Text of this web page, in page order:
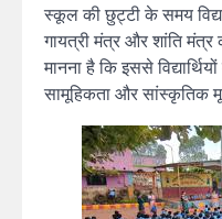
स्कूल की छुट्टी के समय
गायत्री मंत्र और शांति मंत्र
मानना है कि इससे
सामूहिकता और सांस्कृतिक